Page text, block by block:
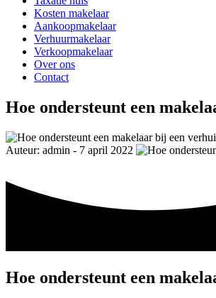
Kosten makelaar
Aankoopmakelaar
Verhuurmakelaar
Verkoopmakelaar
Over ons
Contact
Hoe ondersteunt een
Auteur: admin - 7 april 2022
Hoe ondersteunt een